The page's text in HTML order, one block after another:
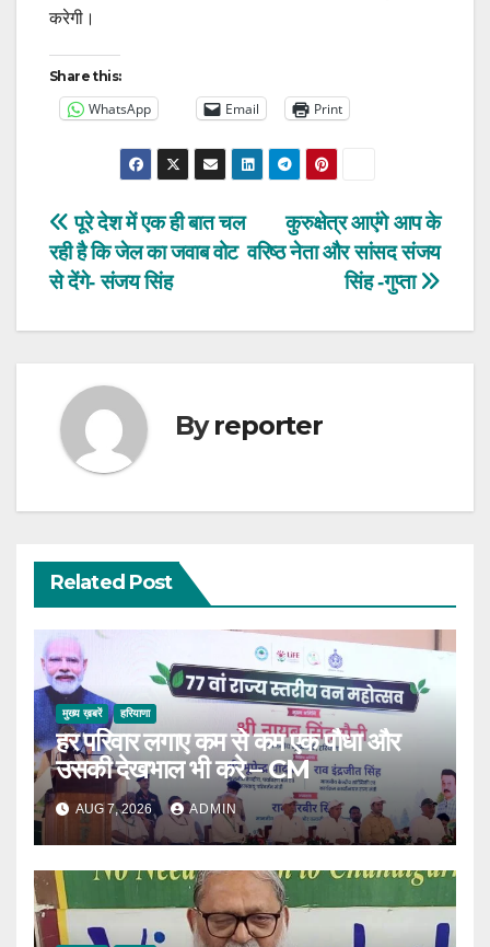
करेगी।
Share this:
WhatsApp Email Print
Post
navigation
कुरुक्षेत्र आएंगे आप के
वरिष्ठ नेता और सांसद संजय
सिंह -गुप्ता
पूरे देश में एक ही बात चल
रही है कि जेल का जवाब वोट
से देंगे- संजय सिंह
Byreporter
Related Post
मुख्य ख़बरें हरियाणा
हर परिवार लगाए कम से कम एक पौधा और
उसकी देखभाल भी करे – CM
AUG 7, 2026 ADMIN